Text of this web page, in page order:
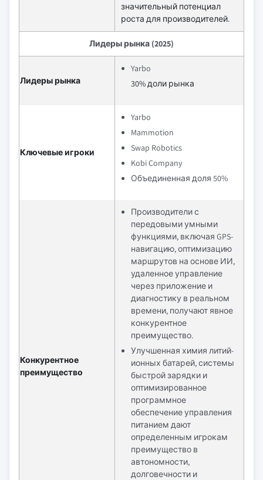
значительный потенциал
роста для производителей.
Лидеры рынка (2025)
Лидеры рынка
Yarbo
30% доли рынка
Ключевые игроки
Yarbo
Mammotion
Swap Robotics
Kobi Company
Объединенная доля 50%
Конкурентное
преимущество
Производители с
передовыми умными
функциями, включая GPS-
навигацию, оптимизацию
маршрутов на основе ИИ,
удаленное управление
через приложение и
диагностику в реальном
времени, получают явное
конкурентное
преимущество.
Улучшенная химия литий-
ионных батарей, системы
быстрой зарядки и
оптимизированное
программное
обеспечение управления
питанием дают
определенным игрокам
преимущество в
автономности,
долговечности и